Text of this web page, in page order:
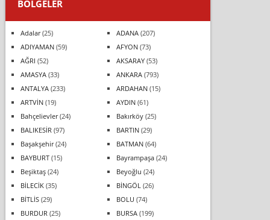
BÖLGELER
Adalar(25) ADANA(207)
ADIYAMAN(59) AFYON(73)
AĞRI (52) AKSARAY(53)
AMASYA(33) ANKARA(793)
ANTALYA(233) ARDAHAN(15)
ARTVİN(19) AYDIN(61)
Bahçelievler(24) Bakırköy(25)
BALIKESİR (97) BARTIN(29)
Başakşehir(24) BATMAN(64)
BAYBURT(15) Bayrampaşa(24)
Beşiktaş(24) Beyoğlu (24)
BİLECİK(35) BİNGÖL (26)
BİTLİS(29) BOLU (74)
BURDUR (25) BURSA(199)